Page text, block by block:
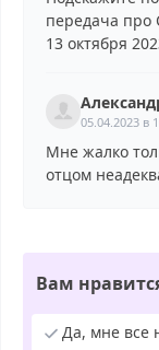
передача про
13 октября
05.04.2023 в
Мне жалко
отцом
Вам
Да, мне все